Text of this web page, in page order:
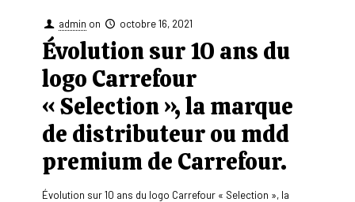
admin on octobre 16, 2021
Évolution sur 10 ans du
logo Carrefour
« Selection », la marque
de distributeur ou mdd
premium de Carrefour.
Évolution sur 10 ans du logo Carrefour « Selection », la